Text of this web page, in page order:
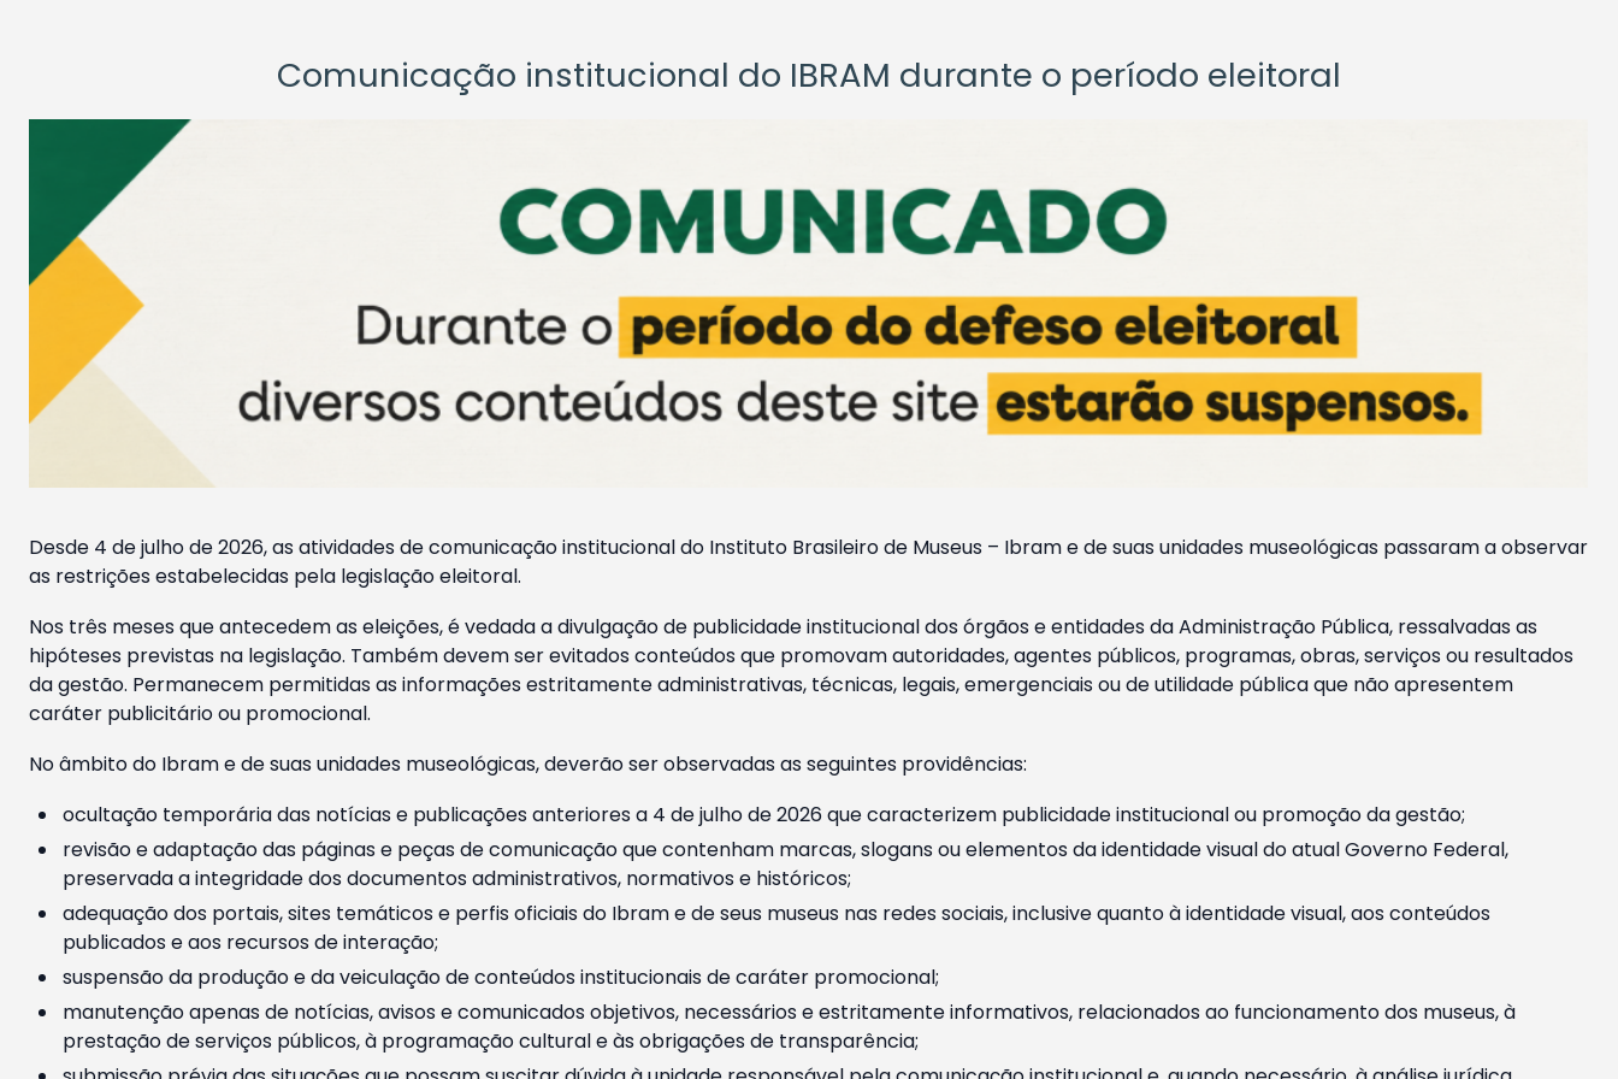
Comunicação institucional do IBRAM durante o período eleitoral
Desde 4 de julho de 2026, as atividades de comunicação institucional do Instituto Brasileiro de Museus – Ibram e de suas unidades museológicas passaram a observar
as restrições estabelecidas pela legislação eleitoral.
Nos três meses que antecedem as eleições, é vedada a divulgação de publicidade institucional dos órgãos e entidades da Administração Pública, ressalvadas as
hipóteses previstas na legislação. Também devem ser evitados conteúdos que promovam autoridades, agentes públicos, programas, obras, serviços ou resultados
da gestão. Permanecem permitidas as informações estritamente administrativas, técnicas, legais, emergenciais ou de utilidade pública que não apresentem
caráter publicitário ou promocional.
No âmbito do Ibram e de suas unidades museológicas, deverão ser observadas as seguintes providências:
ocultação temporária das notícias e publicações anteriores a 4 de julho de 2026 que caracterizem publicidade institucional ou promoção da gestão;
revisão e adaptação das páginas e peças de comunicação que contenham marcas, slogans ou elementos da identidade visual do atual Governo Federal,
preservada a integridade dos documentos administrativos, normativos e históricos;
adequação dos portais, sites temáticos e perfis oficiais do Ibram e de seus museus nas redes sociais, inclusive quanto à identidade visual, aos conteúdos
publicados e aos recursos de interação;
suspensão da produção e da veiculação de conteúdos institucionais de caráter promocional;
manutenção apenas de notícias, avisos e comunicados objetivos, necessários e estritamente informativos, relacionados ao funcionamento dos museus, à
prestação de serviços públicos, à programação cultural e às obrigações de transparência;